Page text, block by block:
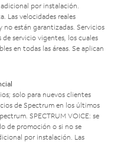
por instalación.
Las velocidades reales
están garantizadas. Servicios
servicio vigentes, los cuales
en todas las áreas. Se aplican
solo para nuevos clientes
de Spectrum en los últimos
SPECTRUM VOICE: se
de promoción o si no se
por instalación. Las